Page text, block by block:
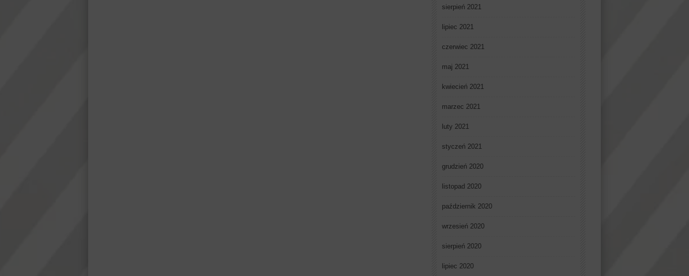
sierpień 2021
lipiec 2021
czerwiec 2021
maj 2021
kwiecień 2021
marzec 2021
luty 2021
styczeń 2021
grudzień 2020
listopad 2020
październik 2020
wrzesień 2020
sierpień 2020
lipiec 2020